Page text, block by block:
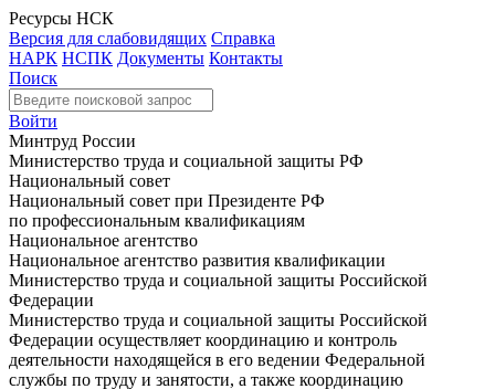
Ресурсы НСК
Версия для слабовидящих Справка
НАРК НСПК Документы Контакты
Поиск
Войти
Минтруд России
Министерство труда и социальной защиты РФ
Национальный совет
Национальный совет при Президенте РФ
по профессиональным квалификациям
Национальное агентство
Национальное агентство развития квалификации
Министерство труда и социальной защиты Российской
Федерации
Министерство труда и социальной защиты Российской
Федерации осуществляет координацию и контроль
деятельности находящейся в его ведении Федеральной
службы по труду и занятости, а также координацию